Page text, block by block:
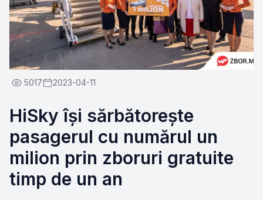
5017 2023-04-11
HiSky își sărbătorește
pasagerul cu numărul un
milion prin zboruri gratuite
timp de un an